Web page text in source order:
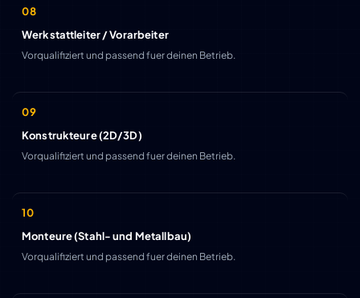
Werkstattleiter / Vorarbeiter
Vorqualifiziert und passend fuer deinen Betrieb.
Konstrukteure (2D/3D)
Vorqualifiziert und passend fuer deinen Betrieb.
Monteure (Stahl- und Metallbau)
Vorqualifiziert und passend fuer deinen Betrieb.